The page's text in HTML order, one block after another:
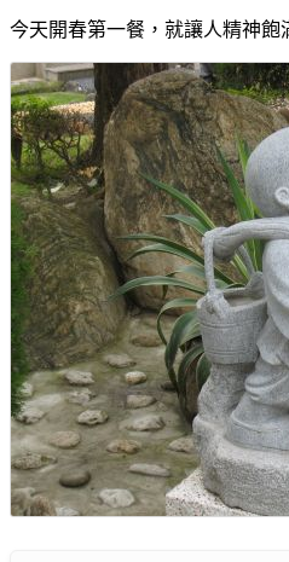
今天開春第一餐，就讓人精神飽